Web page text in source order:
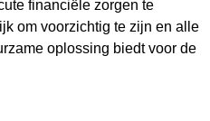
financiële zorgen te
om voorzichtig te zijn en alle
oplossing biedt voor de